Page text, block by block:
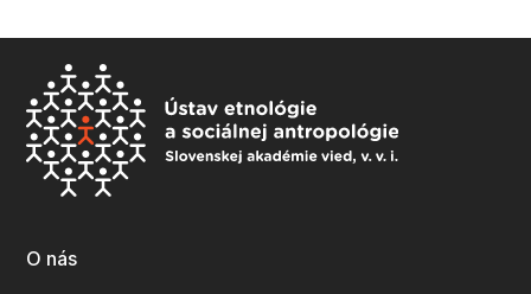
O nás